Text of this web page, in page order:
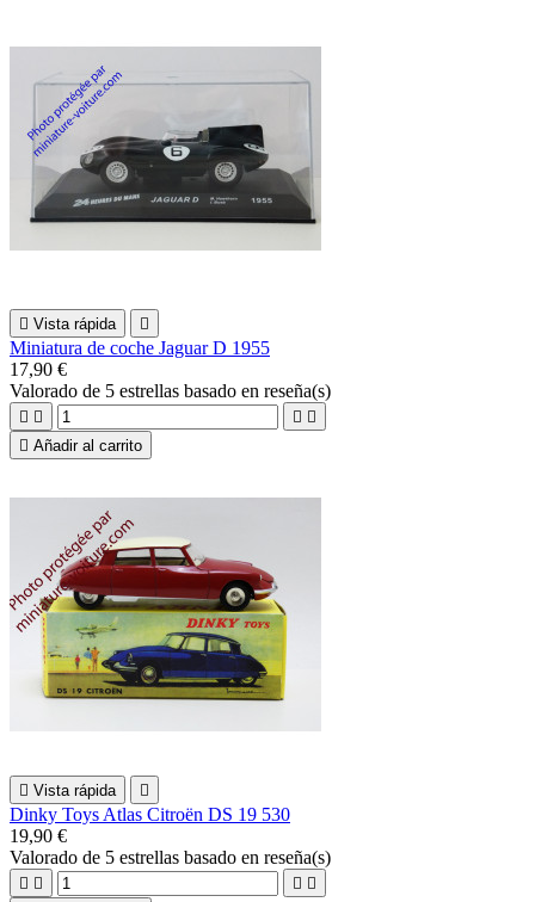
 Vista rápida 
Miniatura de coche Jaguar D 1955
17,90 €
Valorado de 5 estrellas basado en reseña(s)
   
 Añadir al carrito
 Vista rápida 
Dinky Toys Atlas Citroën DS 19 530
19,90 €
Valorado de 5 estrellas basado en reseña(s)
   